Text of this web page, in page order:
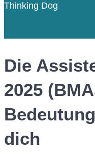
Thinking Dog
Die
2025
dich